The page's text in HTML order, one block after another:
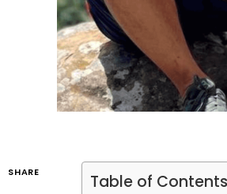
SHARE Table of Contents